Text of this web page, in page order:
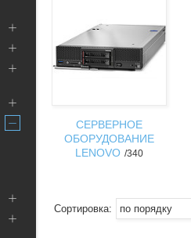
СЕРВЕРНОЕ
ОБОРУДОВАНИЕ
LENOVO 340